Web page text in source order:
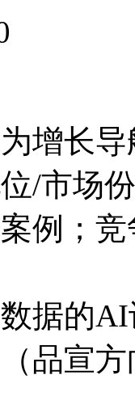
增长导
/市场
例；
据的
品宣